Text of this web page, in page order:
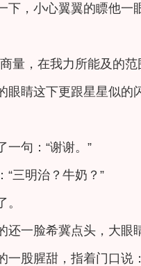
下，小心翼翼的瞟他一
量，在我力所能及的
眼睛这下更跟星星似的
一句：“谢谢。”
“三明治？牛奶？”
还一脸希冀点头，大眼
一股腥甜，指着门口